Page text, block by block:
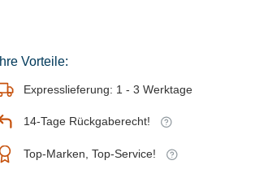
Ihre Vorteile:
Expresslieferung: 1 - 3 Werktage
14-Tage Rückgaberecht!
Top-Marken, Top-Service!